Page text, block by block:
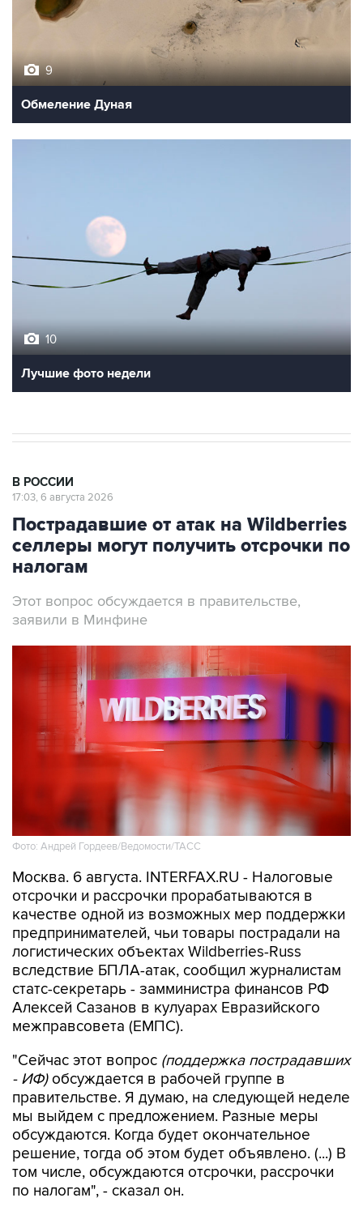
9
Обмеление Дуная
10
Лучшие фото недели
В РОССИИ
17:03, 6 августа 2026
Пострадавшие от атак на Wildberries
селлеры могут получить отсрочки по
налогам
Этот вопрос обсуждается в правительстве,
заявили в Минфине
Фото: Андрей Гордеев/Ведомости/ТАСС
Москва. 6 августа. INTERFAX.RU - Налоговые
отсрочки и рассрочки прорабатываются в
качестве одной из возможных мер поддержки
предпринимателей, чьи товары пострадали на
логистических объектах Wildberries-Russ
вследствие БПЛА-атак, сообщил журналистам
статс-секретарь - замминистра финансов РФ
Алексей Сазанов в кулуарах Евразийского
межправсовета (ЕМПС).
"Сейчас этот вопрос (поддержка пострадавших
- ИФ)обсуждается в рабочей группе в
правительстве. Я думаю, на следующей неделе
мы выйдем с предложением. Разные меры
обсуждаются. Когда будет окончательное
решение, тогда об этом будет объявлено. (...) В
том числе, обсуждаются отсрочки, рассрочки
по налогам", - сказал он.